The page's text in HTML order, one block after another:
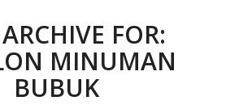
FOR:
MINUMAN
BUBUK